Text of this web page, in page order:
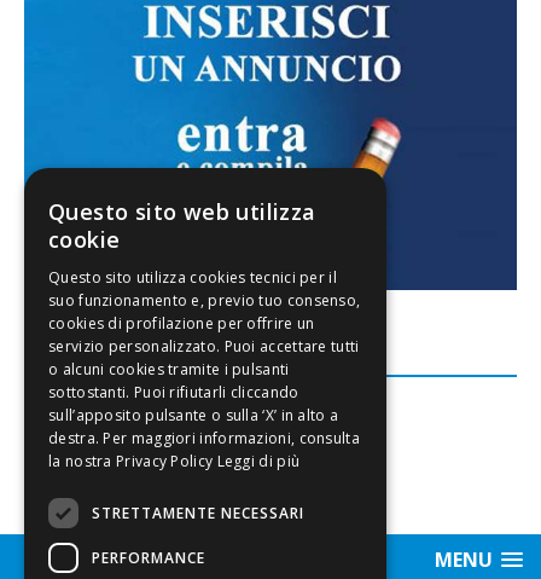
FACEBOOK
MENU
Questo sito web utilizza
cookie
Leggi di più
STRETTAMENTE NECESSARI
PERFORMANCE